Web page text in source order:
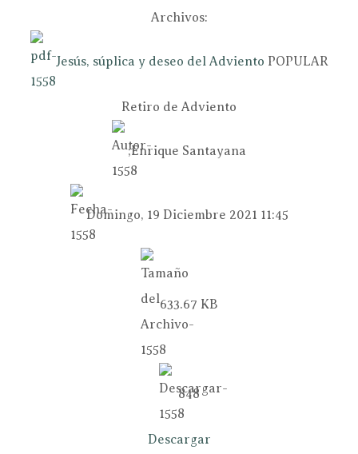
Archivos:
Jesús, súplica y deseo del Adviento POPULAR
Retiro de Adviento
;Enrique Santayana
Domingo, 19 Diciembre 2021 11:45
633.67 KB
848
Descargar